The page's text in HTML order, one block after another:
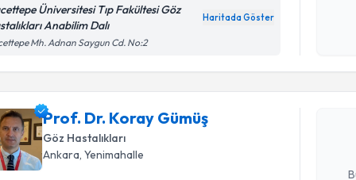
Üniversitesi Tıp Fakültesi Göz
Anabilim Dalı
Haritada Göster
Mh. Adnan Saygun Cd. No:2
Prof. Dr. Koray Gümüş
Göz Hastalıkları
Ankara , Yenimahalle
Prof. Dr.
Size bu